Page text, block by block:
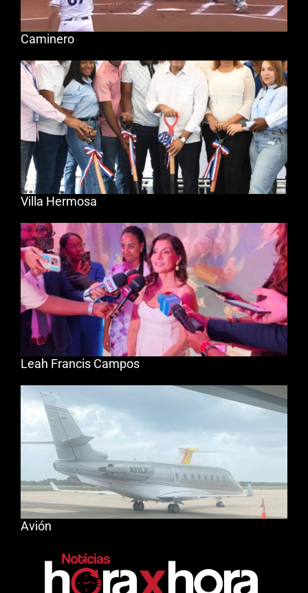
Caminero
Villa Hermosa
Leah Francis Campos
Avión